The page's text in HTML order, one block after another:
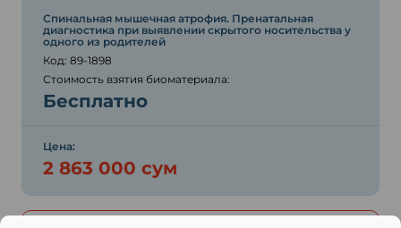
Спинальная мышечная атрофия. Пренатальная
диагностика при выявлении скрытого носительства у
одного из родителей
Код: 89-1898
Стоимость взятия биоматериала:
Бесплатно
Цена:
2 863 000 сум